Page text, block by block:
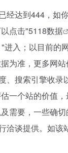
经达到444，如
点击"5118数据
"进入；以目前的
为准，更多网站
、搜索引擎收录
一个站的价值
需要，一些确
洽谈提供。如该